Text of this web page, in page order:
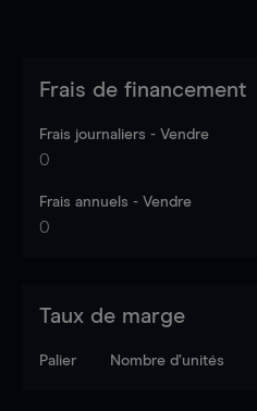
Frais de financement
Frais journaliers - Vendre
0
Frais annuels - Vendre
0
Taux de marge
Palier Nombre d’unités